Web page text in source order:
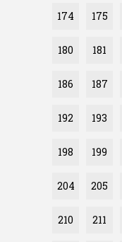
174 175
180 181
186 187
192 193
198 199
204 205
210 211